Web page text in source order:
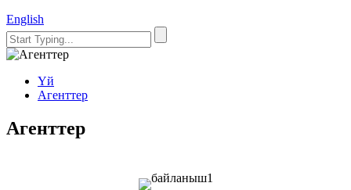
English
Үй
Агенттер
Агенттер